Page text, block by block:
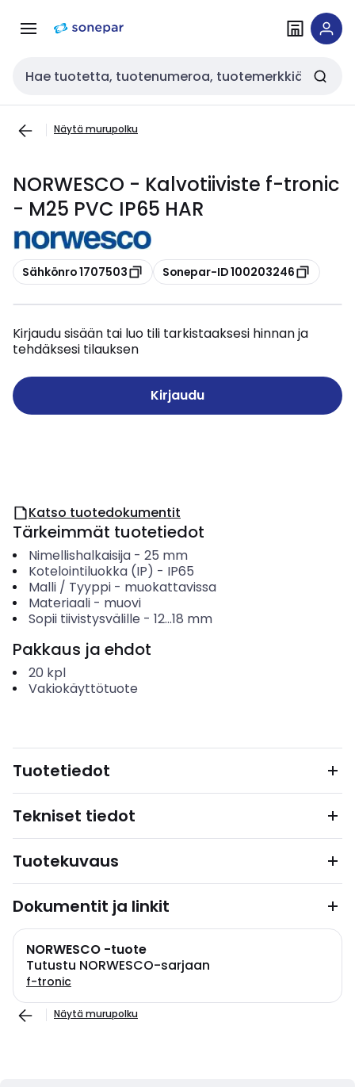
navigointiinsisältöön
Haku
Näytä murupolku
NORWESCO - Kalvotiiviste f-tronic
- M25 PVC IP65 HAR
Kopioi
Sähkönro 1707503 Kopioi
Sonepar-ID 100203246
Kirjaudu sisään tai luo tili tarkistaaksesi hinnan ja
tehdäksesi tilauksen
Kirjaudu
Katso tuotedokumentit
Tärkeimmät tuotetiedot
Nimellishalkaisija- 25 mm
Kotelointiluokka (IP) - IP65
Malli / Tyyppi- muokattavissa
Materiaali- muovi
Sopii tiivistysvälille - 12...18 mm
Pakkaus ja ehdot
20 kpl
Vakiokäyttötuote
Tuotetiedot
Tekniset tiedot
Tuotekuvaus
Dokumentit ja linkit
NORWESCO -tuote
Tutustu NORWESCO-sarjaan
f-tronic
Näytä murupolku